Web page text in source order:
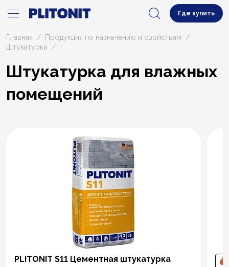
Где купить
Главная
Продукция по назначению и свойствам
Штукатурки
Штукатурка для влажных
помещений
PLITONIT S11 Цементная штукатурка